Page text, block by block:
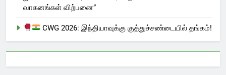
வாகனங்கள் விற்பனை”
CWG 2026: இந்தியாவுக்கு குத்துச்சண்டையில் தங்கம்!